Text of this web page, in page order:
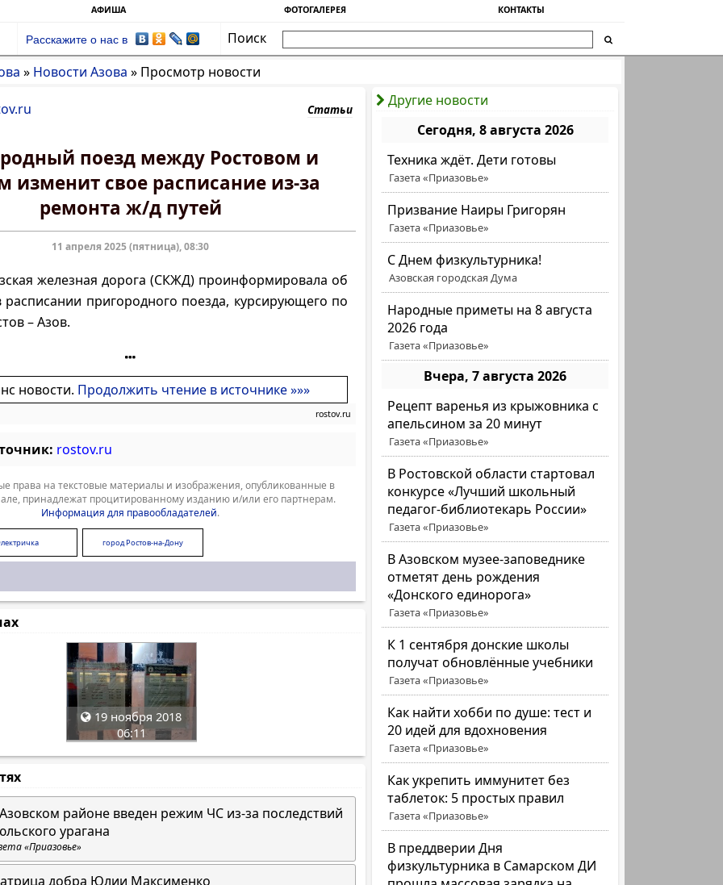
АФИША ФОТОГАЛЕРЕЯ КОНТАКТЫ
Расскажите о нас в
Поиск
» Новости Азова » Просмотр новости
Другие новости
Сегодня, 8 августа 2026
Техника ждёт. Дети готовы
Газета «Приазовье»
Призвание Наиры Григорян
Газета «Приазовье»
C Днем физкультурника!
Азовская городская Дума
Народные приметы на 8 августа
2026 года
Газета «Приазовье»
Вчера, 7 августа 2026
Рецепт варенья из крыжовника с
апельсином за 20 минут
Газета «Приазовье»
В Ростовской области стартовал
конкурсе «Лучший школьный
педагог-библиотекарь России»
Газета «Приазовье»
В Азовском музее-заповеднике
отметят день рождения
«Донского единорога»
Газета «Приазовье»
К 1 сентября донские школы
получат обновлённые учебники
Газета «Приазовье»
Как найти хобби по душе: тест и
20 идей для вдохновения
Газета «Приазовье»
Как укрепить иммунитет без
таблеток: 5 простых правил
Газета «Приазовье»
В преддверии Дня
физкультурника в Самарском ДИ
Статьи
поезд между Ростовом и
изменит свое расписание из-за
ремонта ж/д путей
11 апреля 2025 (пятница), 08:30
железная дорога (СКЖД) проинформировала об
расписании пригородного поезда, курсирующего по
– Азов.
новости. Продолжить чтение в источнике »»»
rostov.ru
rostov.ru
права на текстовые материалы и изображения, опубликованные в
принадлежат процитированному изданию и/или его партнерам.
Информация для правообладателей.
город Ростов-на-Дону
19 ноября 2018
06:11
районе введен режим ЧС из-за последствий
урагана
«Приазовье»
добра Юлии Максименко